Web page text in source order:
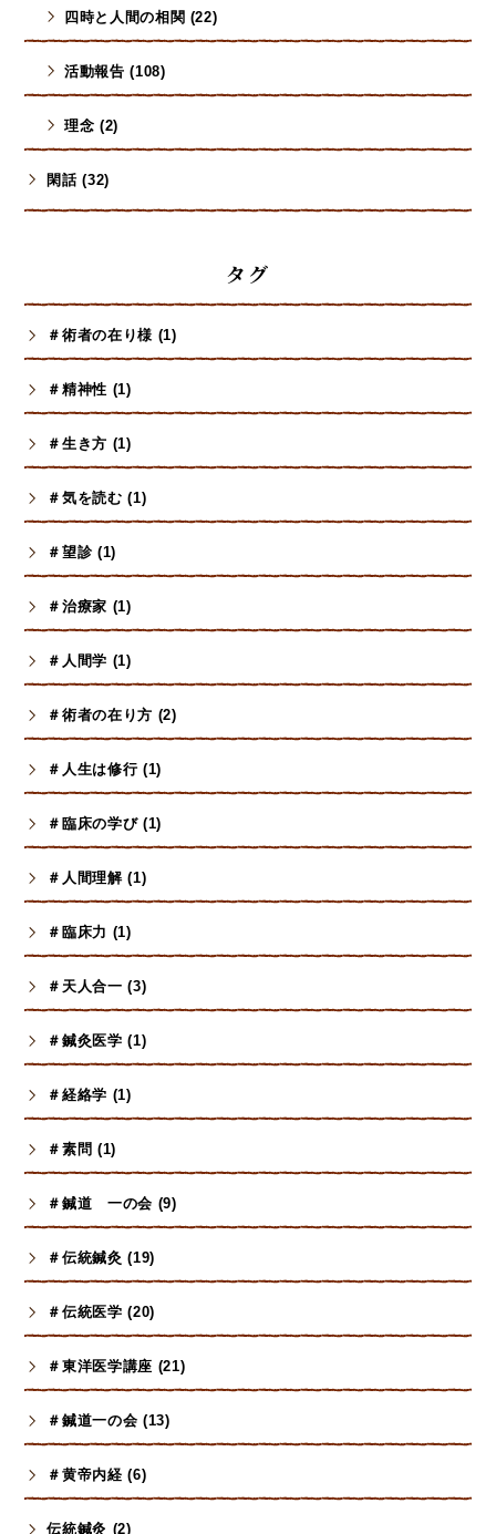
四時と人間の相関 (22)
活動報告 (108)
理念 (2)
閑話 (32)
タグ
＃術者の在り様 (1)
＃精神性 (1)
＃生き方 (1)
＃気を読む (1)
＃望診 (1)
＃治療家 (1)
＃人間学 (1)
＃術者の在り方 (2)
＃人生は修行 (1)
＃臨床の学び (1)
＃人間理解 (1)
＃臨床力 (1)
＃天人合一 (3)
＃鍼灸医学 (1)
＃経絡学 (1)
＃素問 (1)
＃鍼道 一の会 (9)
＃伝統鍼灸 (19)
＃伝統医学 (20)
＃東洋医学講座 (21)
＃鍼道一の会 (13)
＃黄帝内経 (6)
伝統鍼灸 (2)